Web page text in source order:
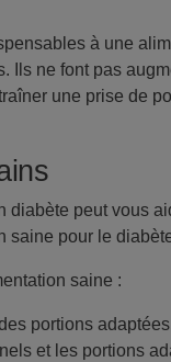
à une
Ils ne font pas
une prise de
diabète peut vous
saine pour le
saine :
portions
et les portions